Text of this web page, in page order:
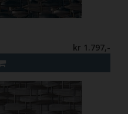
kr 1.797,-